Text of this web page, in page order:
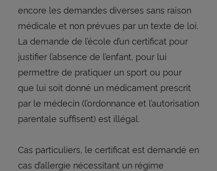
encore les demandes diverses sans raison
médicale et non prévues par un texte de loi.
La demande de l’école d’un certificat pour
justifier l’absence de l’enfant, pour lui
permettre de pratiquer un sport ou pour
que lui soit donné un médicament prescrit
par le médecin (l’ordonnance et l’autorisation
parentale suffisent) est illégal.
Cas particuliers, le certificat est demandé en
cas d’allergie nécessitant un régime